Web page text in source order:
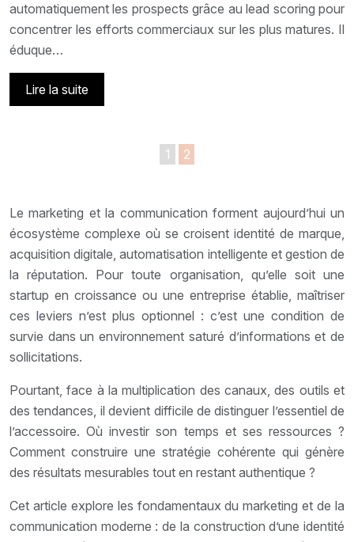
automatiquement les prospects grâce au lead scoring pour
concentrer les efforts commerciaux sur les plus matures. Il
éduque…
Lire la suite
1 2
Le marketing et la communication forment aujourd’hui un
écosystème complexe où se croisent identité de marque,
acquisition digitale, automatisation intelligente et gestion de
la réputation. Pour toute organisation, qu’elle soit une
startup en croissance ou une entreprise établie, maîtriser
ces leviers n’est plus optionnel : c’est une condition de
survie dans un environnement saturé d’informations et de
sollicitations.
Pourtant, face à la multiplication des canaux, des outils et
des tendances, il devient difficile de distinguer l’essentiel de
l’accessoire. Où investir son temps et ses ressources ?
Comment construire une stratégie cohérente qui génère
des résultats mesurables tout en restant authentique ?
Cet article explore les fondamentaux du marketing et de la
communication moderne : de la construction d’une identité